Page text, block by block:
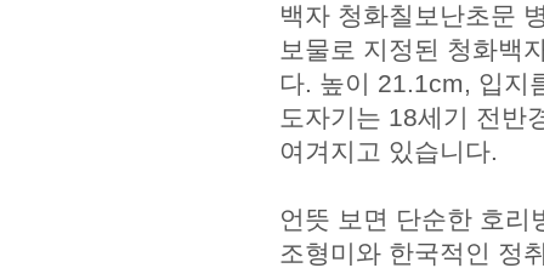
백자 청화칠보난초문
보물로 지정된 청화백
다. 높이 21.1cm, 입지
도자기는 18세기 전반
여겨지고 있습니다.
언뜻 보면 단순한 호리
조형미와 한국적인 정